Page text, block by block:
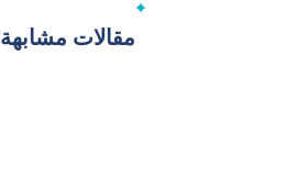
مقالات مشابهة